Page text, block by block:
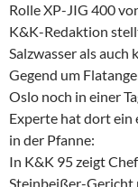
Rolle XP-JIG 400
K&K-Redaktion
Salzwasser als
Gegend um
Oslo noch in einer
Experte hat dort ein
in der Pfanne:
In K&K 95 zeigt
Steinbeißer-Gericht